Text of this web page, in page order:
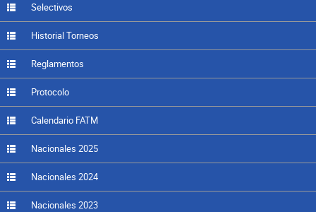
Selectivos
Historial Torneos
Reglamentos
Protocolo
Calendario FATM
Nacionales 2025
Nacionales 2024
Nacionales 2023